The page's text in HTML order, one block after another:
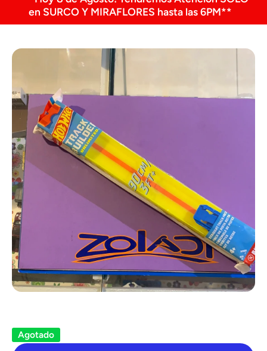
en SURCO Y MIRAFLORES hasta las 6PM**
Ir directamente a la información del producto
Agotado